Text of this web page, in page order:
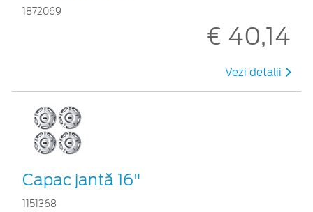
1872069
€ 40,14
Vezi detalii
Capac jantă 16"
1151368